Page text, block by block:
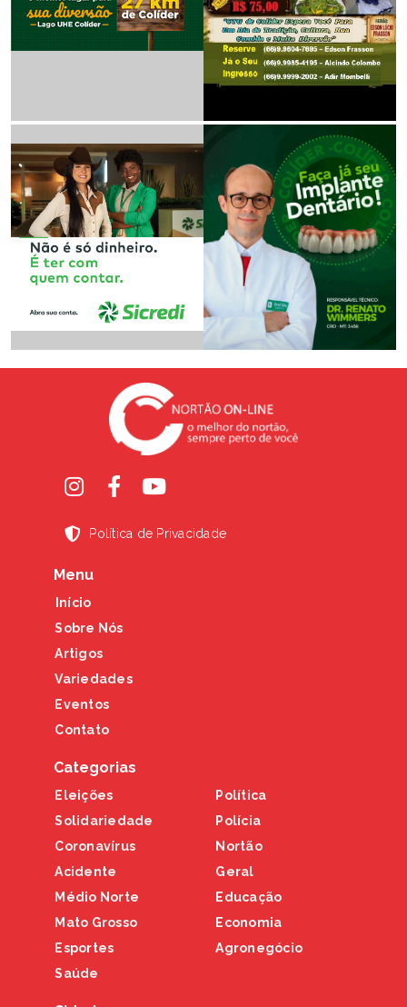
Política de Privacidade
Menu
Início
Sobre Nós
Artigos
Variedades
Eventos
Contato
Categorias
Eleições
Solidariedade
Coronavírus
Acidente
Médio Norte
Mato Grosso
Esportes
Saúde
Política
Polícia
Nortão
Geral
Educação
Economia
Agronegócio